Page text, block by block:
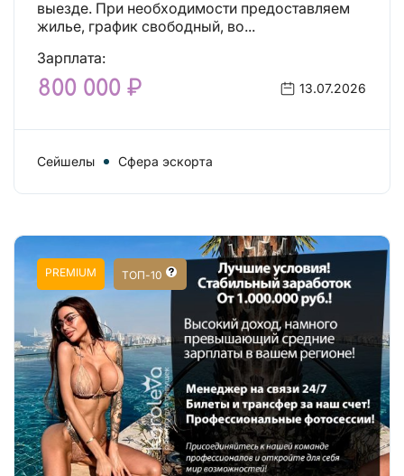
выезде. При необходимости предоставляем
жилье, график свободный, во...
Зарплата:
800 000 ₽ 13.07.2026
Сейшелы Сфера эскорта
PREMIUM ТОП-10